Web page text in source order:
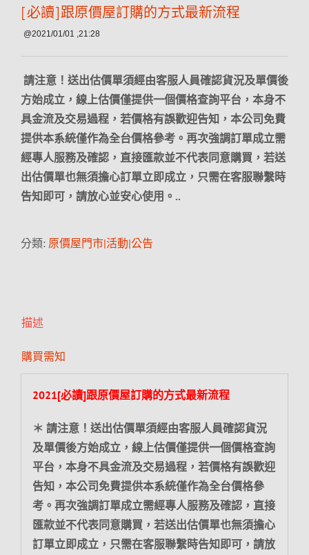
[必讀]跟原價屋訂購的方式最新流程
@2021/01/01 ,21:28
請注意！送出估價單須經由客服人員確認貨況及單價後
方始成立，線上估價僅提供一個價格查詢平台，本身不
具金流及交易過程，若價格有誤歡迎告知，本公司免費
提供本系統僅作為全台價格參考。再次強調訂單成立需
經專人服務及確認，直接匯款並不代表同意購買，若送
出估價單也無須擔心訂單立即成立，只需在客服聯繫時
告知即可，請放心並安心使用。..
分類: 原價屋門市|活動|公告
描述
購買需知
2021[必讀]跟原價屋訂購的方式最新流程
＊ 請注意！送出估價單須經由客服人員確認貨況
及單價後方始成立，線上估價僅提供一個價格查詢
平台，本身不具金流及交易過程，若價格有誤歡迎
告知，本公司免費提供本系統僅作為全台價格參
考。再次強調訂單成立需經專人服務及確認，直接
匯款並不代表同意購買，若送出估價單也無須擔心
訂單立即成立，只需在客服聯繫時告知即可，請放